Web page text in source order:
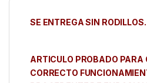
SE ENTREGA SIN RODILLOS.
ARTICULO PROBADO
CORRECTO